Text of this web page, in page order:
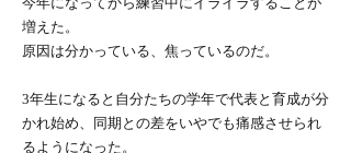
増えた。
原因は分かっている、焦っているのだ。
3年生になると自分たちの学年で代表と育成が分
かれ始め、同期との差をいやでも痛感させられ
るようになった。